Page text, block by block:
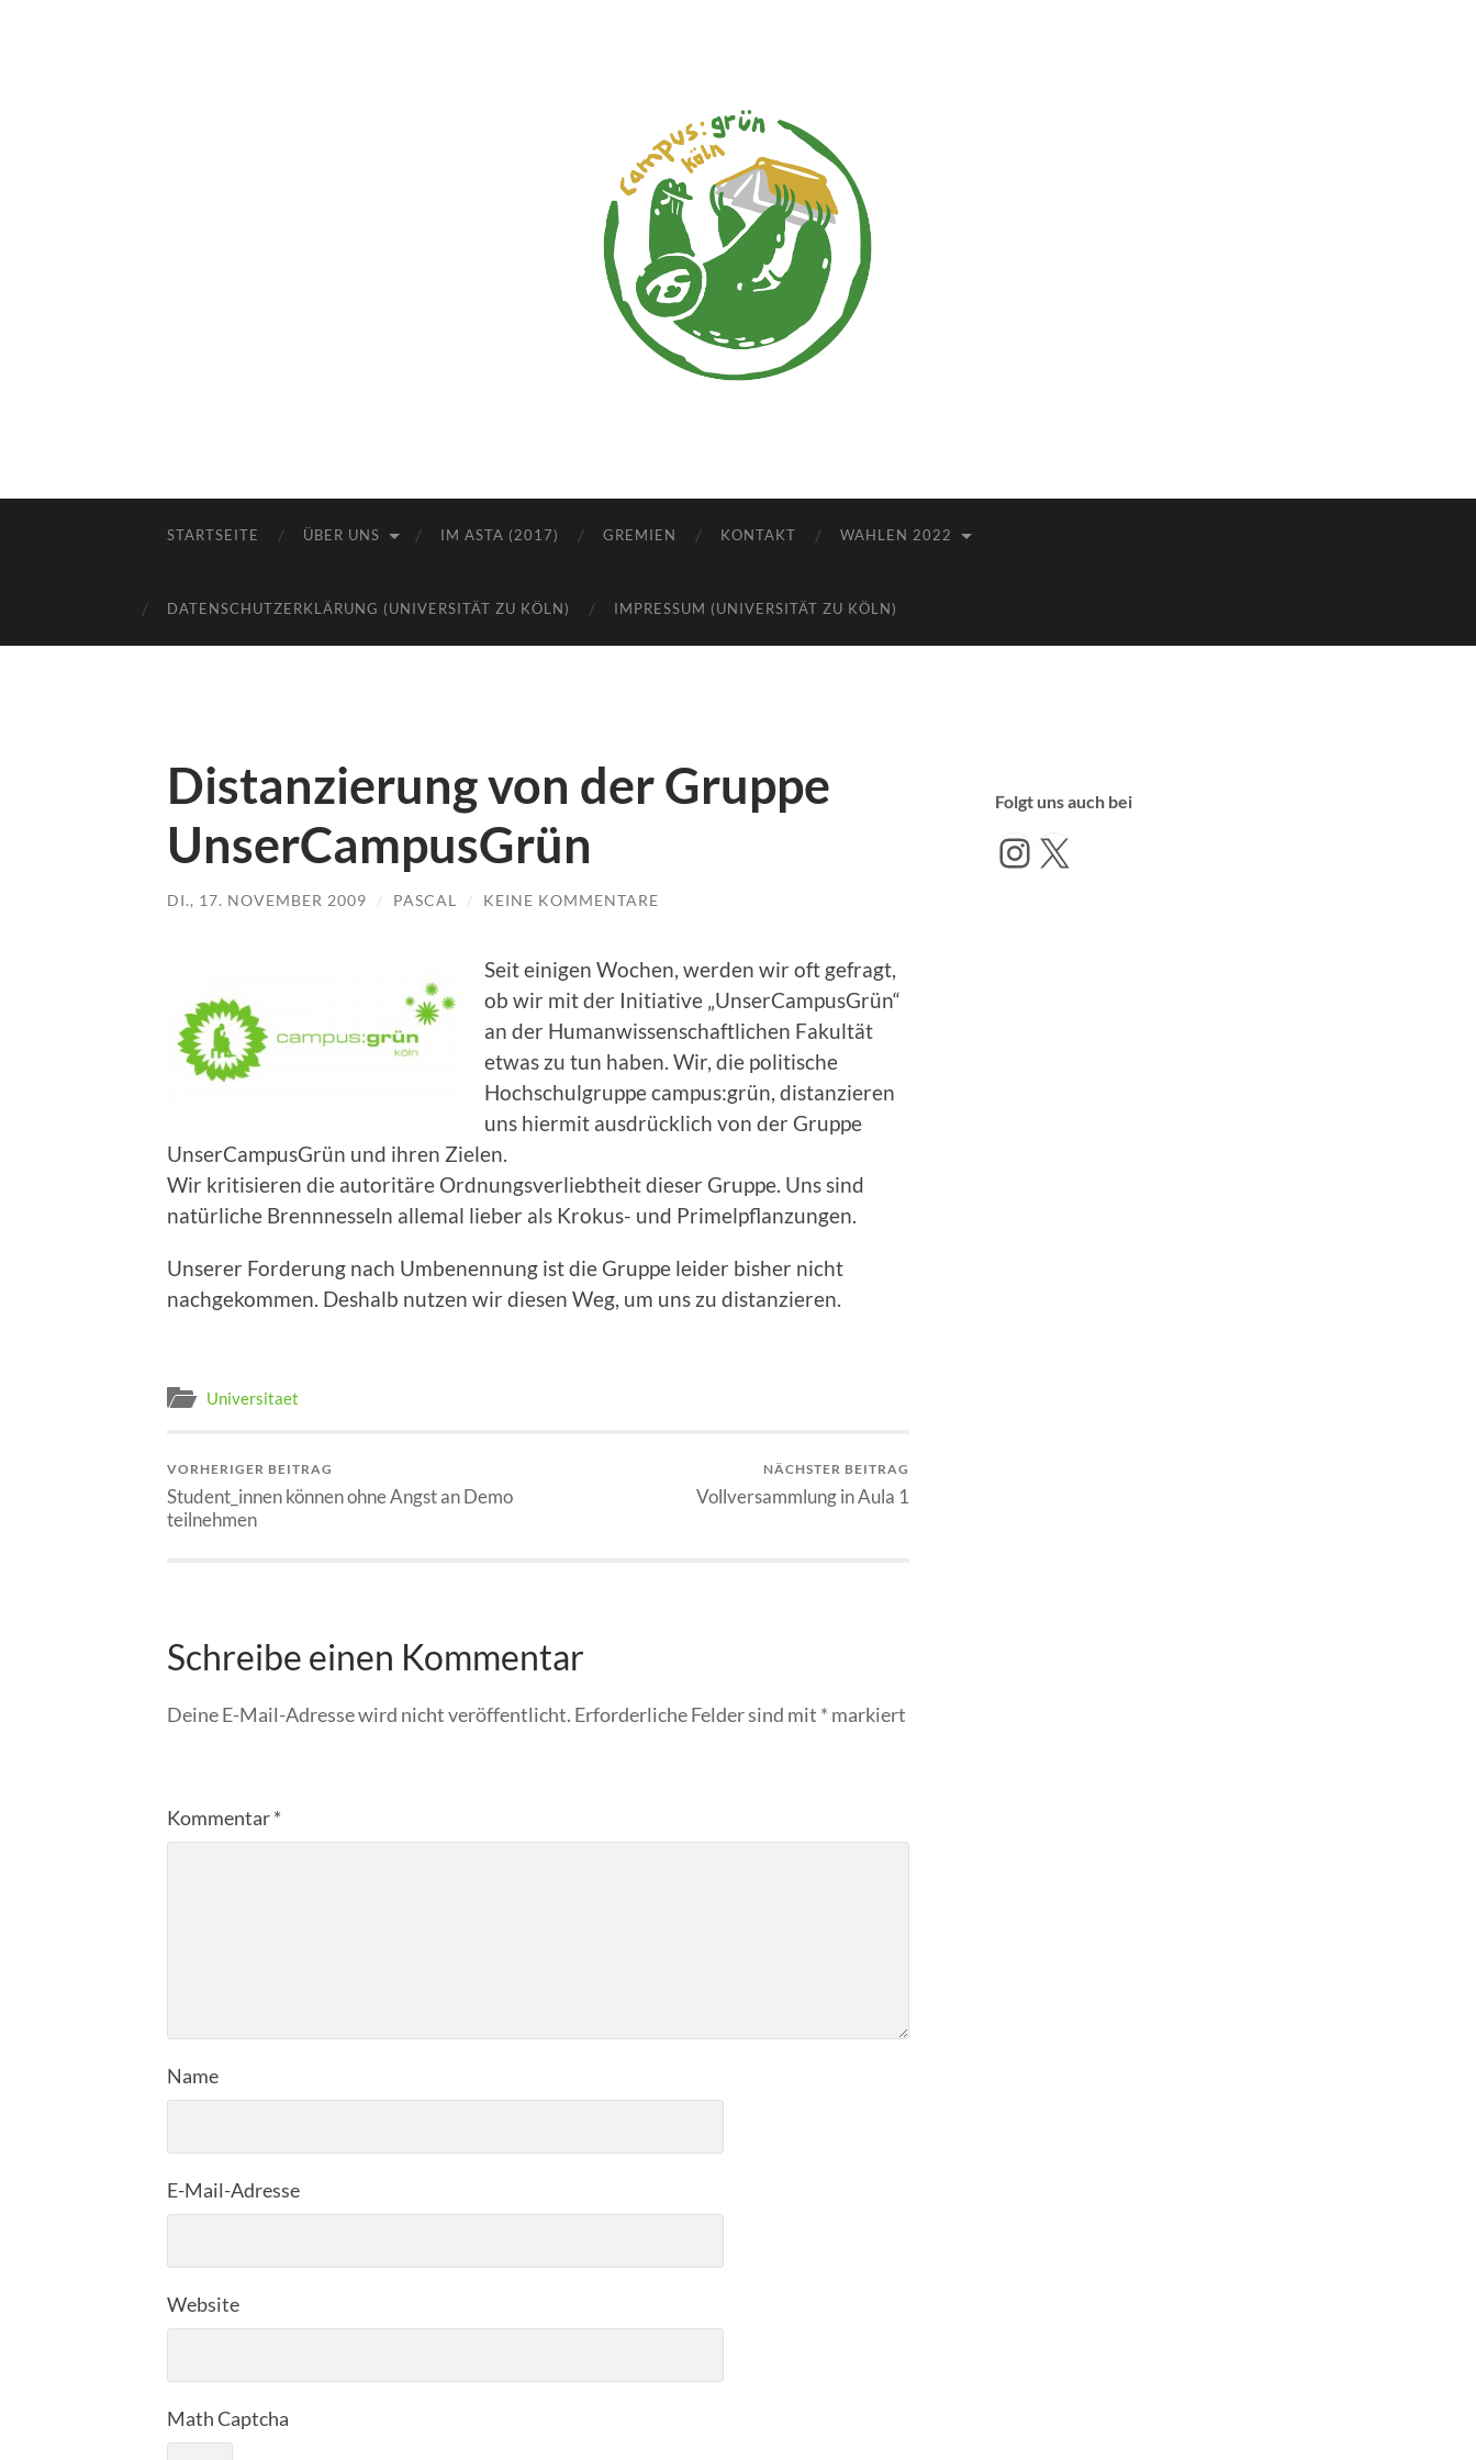
STARTSEITE ÜBER UNS IM ASTA (2017) GREMIEN KONTAKT WAHLEN 2022
DATENSCHUTZERKLÄRUNG (UNIVERSITÄT ZU KÖLN) IMPRESSUM (UNIVERSITÄT ZU KÖLN)
Distanzierung von der Gruppe
UnserCampusGrün
DI., 17. NOVEMBER 2009 / PASCAL / KEINE KOMMENTARE
Seit einigen Wochen, werden wir oft gefragt,
ob wir mit der Initiative „UnserCampusGrün“
an der Humanwissenschaftlichen Fakultät
etwas zu tun haben. Wir, die politische
Hochschulgruppe campus:grün, distanzieren
uns hiermit ausdrücklich von der Gruppe
UnserCampusGrün und ihren Zielen.
Wir kritisieren die autoritäre Ordnungsverliebtheit dieser Gruppe. Uns sind
natürliche Brennnesseln allemal lieber als Krokus- und Primelpflanzungen.
Unserer Forderung nach Umbenennung ist die Gruppe leider bisher nicht
nachgekommen. Deshalb nutzen wir diesen Weg, um uns zu distanzieren.
Universitaet
VORHERIGER BEITRAG
Student_innen können ohne Angst an Demo
teilnehmen
NÄCHSTER BEITRAG
Vollversammlung in Aula 1
Schreibe einen Kommentar
Deine E-Mail-Adresse wird nicht veröffentlicht. Erforderliche Felder sind mit * markiert
Kommentar*
Name
E-Mail-Adresse
Website
Math Captcha
Folgt uns auch bei
Instagram
X